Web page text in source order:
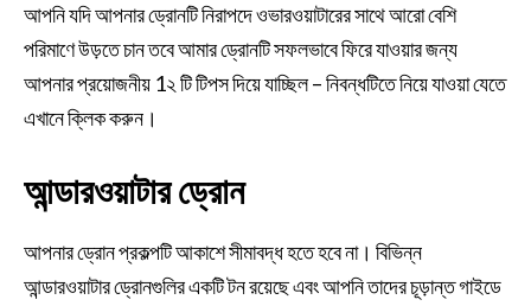
আপনি যদি আপনার ড্রোনটি নিরাপদে ওভারওয়াটারের সাথে আরো বেশি
পরিমাণে উড়তে চান তবে আমার ড্রোনটি সফলভাবে ফিরে যাওয়ার জন্য
আপনার প্রয়োজনীয় 1২ টি টিপস দিয়ে যাচ্ছিল – নিবন্ধটিতে নিয়ে যাওয়া যেতে
এখানে ক্লিক করুন।
আন্ডারওয়াটার ড্রোন
আপনার ড্রোন প্রকল্পটি আকাশে সীমাবদ্ধ হতে হবে না। বিভিন্ন
আন্ডারওয়াটার ড্রোনগুলির একটি টন রয়েছে এবং আপনি তাদের চূড়ান্ত গাইডে